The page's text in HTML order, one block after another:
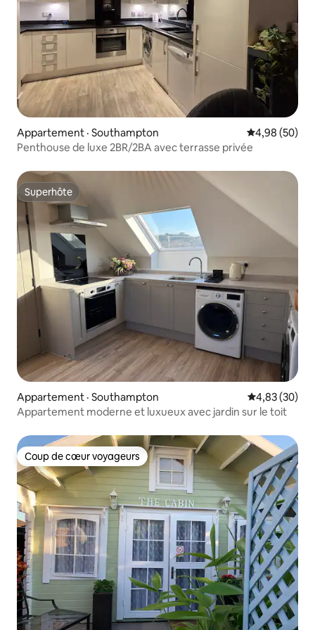
Appartement · Southampton Note
4,98 (50)
Penthouse de luxe 2BR/2BA avec terrasse privée
Superhôte
Superhôte
Appartement · Southampton Note
4,83 (30)
Appartement moderne et luxueux avec jardin sur le toit
Coup de cœur voyageurs
Coup de cœur voyageurs